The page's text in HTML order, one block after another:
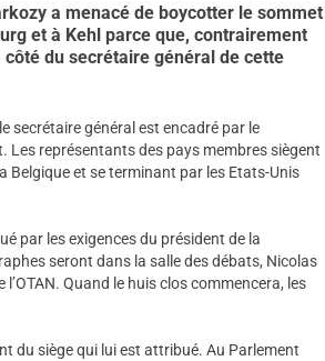
a menacé de boycotter le sommet
et à Kehl parce que, contrairement
côté du secrétaire général de cette
secrétaire général est encadré par le
Les représentants des pays membres siègent
Belgique et se terminant par les Etats-Unis
par les exigences du président de la
seront dans la salle des débats, Nicolas
Quand le huis clos commencera, les
du siège qui lui est attribué. Au Parlement